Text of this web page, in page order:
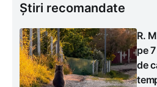
Știri recomandate
R.
pe
de